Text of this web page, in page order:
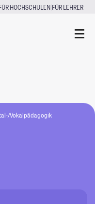
HOCHSCHULEN|FÜR LEHRER
Vokalpädagogik